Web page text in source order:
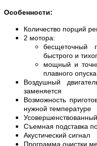
Особенности:
Количество порций
2 мотора:
бесщеточный
быстрого и
мощный и
плавного
Воздушный
заменяется
Возможность
нужной температуре
Съемная подставка
Акустический сигнал
Программа очистки